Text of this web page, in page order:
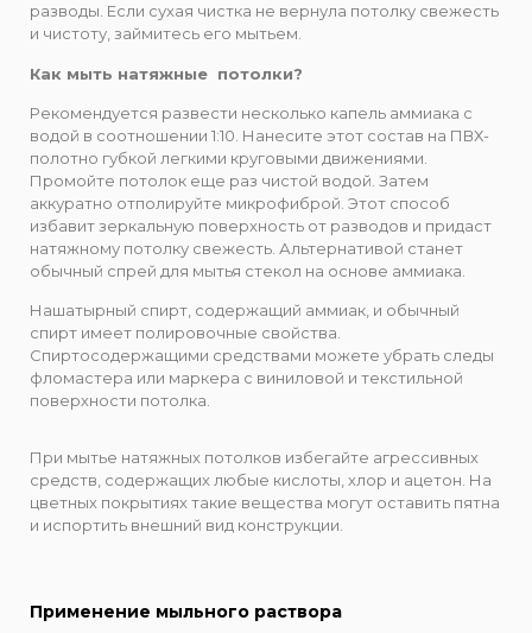
разводы. Если сухая чистка не вернула потолку свежесть
и чистоту, займитесь его мытьем.
Как мыть натяжные потолки?
Рекомендуется развести несколько капель аммиака с
водой в соотношении 1:10. Нанесите этот состав на ПВХ-
полотно губкой легкими круговыми движениями.
Промойте потолок еще раз чистой водой. Затем
аккуратно отполируйте микрофиброй. Этот способ
избавит зеркальную поверхность от разводов и придаст
натяжному потолку свежесть. Альтернативой станет
обычный спрей для мытья стекол на основе аммиака.
Нашатырный спирт, содержащий аммиак, и обычный
спирт имеет полировочные свойства.
Спиртосодержащими средствами можете убрать следы
фломастера или маркера с виниловой и текстильной
поверхности потолка.
При мытье натяжных потолков избегайте агрессивных
средств, содержащих любые кислоты, хлор и ацетон. На
цветных покрытиях такие вещества могут оставить пятна
и испортить внешний вид конструкции.
Применение мыльного раствора